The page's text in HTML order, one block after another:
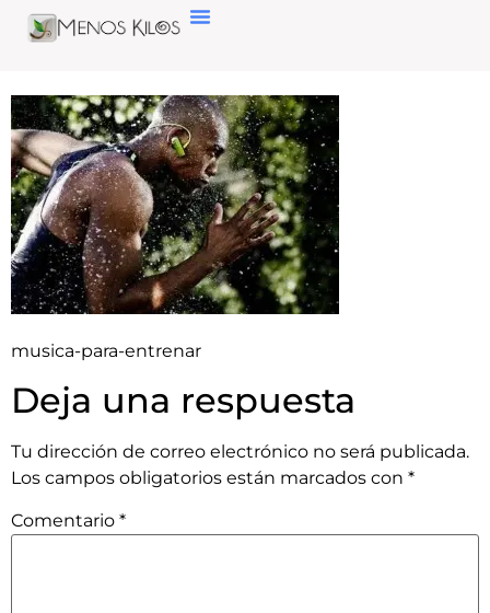
musica-para-entrenar
Deja una respuesta
Tu dirección de correo electrónico no será publicada.
Los campos obligatorios están marcados con *
Comentario *